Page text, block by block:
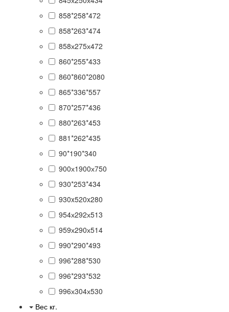
858*258*472
858*263*474
858х275х472
860*255*433
860*860*2080
865*336*557
870*257*436
880*263*453
881*262*435
90*190*340
900х1900х750
930*253*434
930x520x280
954х292х513
959х290х514
990*290*493
996*288*530
996*293*532
996х304х530
Вес кг.